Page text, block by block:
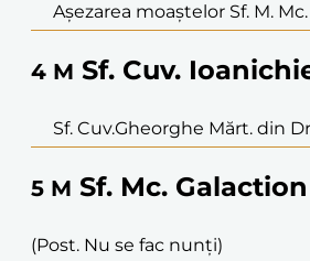
Așezarea moaștelor Sf. M.
4 M Sf. Cuv.
Sf. Cuv.Gheorghe Mărt. din
5 M Sf. Mc.
(Post. Nu se fac nunți)